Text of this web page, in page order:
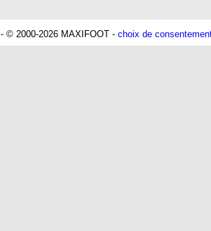
- © 2000-2026 MAXIFOOT - choix de